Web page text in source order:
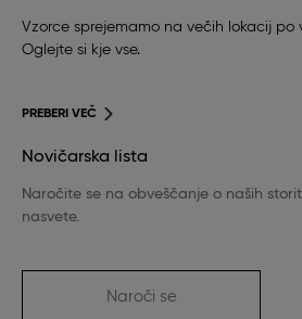
Vzorce sprejemamo na večih lokacij po
Oglejte si kje vse.
PREBERI VEČ
Novičarska lista
Naročite se na obveščanje o naših
nasvete.
Naroči se